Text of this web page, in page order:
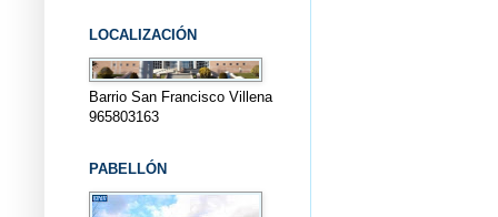
LOCALIZACIÓN
Barrio San Francisco Villena
965803163
PABELLÓN